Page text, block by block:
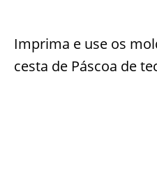
Imprima e use os
cesta de Páscoa de